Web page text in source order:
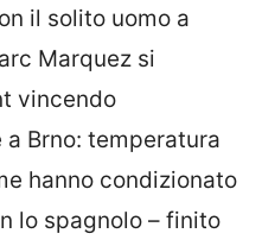
il solito uomo a
Marquez si
vincendo
Brno: temperatura
hanno condizionato
lo spagnolo – finito